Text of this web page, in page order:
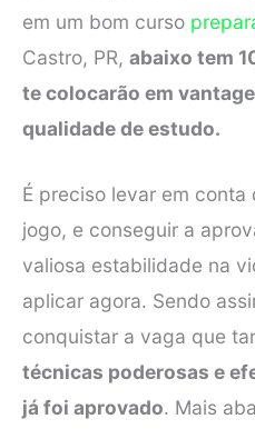
em um bom curso
Castro, PR, abaixo tem
te colocarão em
qualidade de estudo.
É preciso levar em
jogo, e conseguir a
valiosa estabilidade na
aplicar agora. Sendo
conquistar a vaga que
técnicas poderosas e
já foi aprovado. Mais